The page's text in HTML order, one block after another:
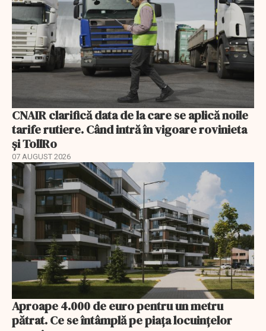
CNAIR clarifică data de la care se aplică noile
tarife rutiere. Când intră în vigoare rovinieta
și TollRo
07 AUGUST 2026
Aproape 4.000 de euro pentru un metru
pătrat. Ce se întâmplă pe piața locuințelor